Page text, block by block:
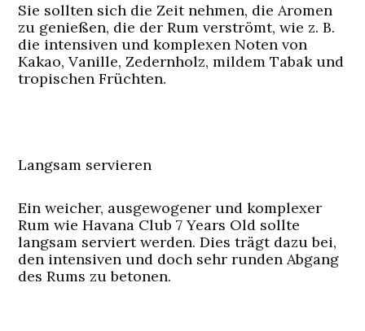
Sie sollten sich die Zeit nehmen, die Aromen
zu genießen, die der Rum verströmt, wie z. B.
die intensiven und komplexen Noten von
Kakao, Vanille, Zedernholz, mildem Tabak und
tropischen Früchten.
Langsam servieren
Ein weicher, ausgewogener und komplexer
Rum wie Havana Club 7 Years Old sollte
langsam serviert werden. Dies trägt dazu bei,
den intensiven und doch sehr runden Abgang
des Rums zu betonen.